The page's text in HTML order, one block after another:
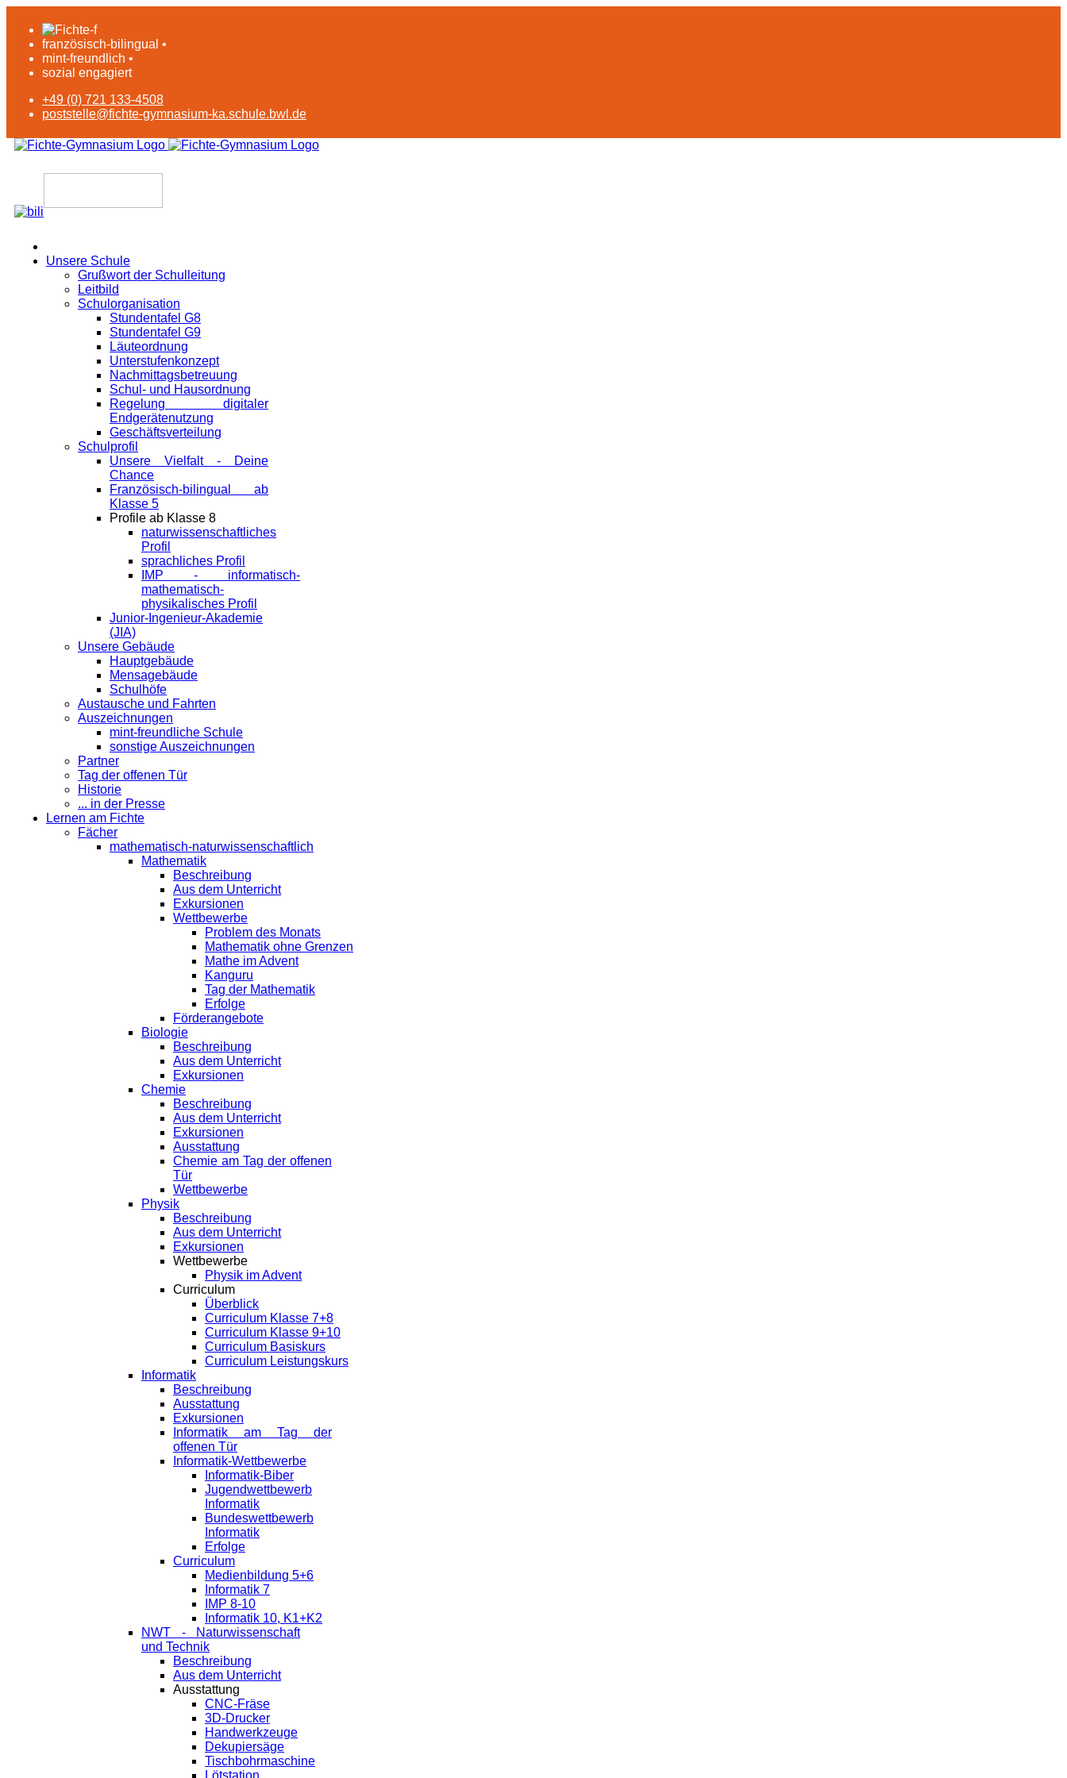
französisch-bilingual •
mint-freundlich •
sozial engagiert
+49 (0) 721 133-4508
poststelle@fichte-gymnasium-ka.schule.bwl.de
Unsere Schule
Grußwort der Schulleitung
Leitbild
Schulorganisation
Stundentafel G8
Stundentafel G9
Läuteordnung
Unterstufenkonzept
Nachmittagsbetreuung
Schul- und Hausordnung
Regelung digitaler
Endgeräte­nutzung
Geschäftsverteilung
Schulprofil
Unsere Vielfalt - Deine
Chance
Französisch-bilingual ab
Klasse 5
Profile ab Klasse 8
naturwissenschaftliches
Profil
sprachliches Profil
IMP - informatisch-
mathematisch-
physikalisches Profil
Junior-Ingenieur-Akademie
(JIA)
Unsere Gebäude
Hauptgebäude
Mensagebäude
Schulhöfe
Austausche und Fahrten
Auszeichnungen
mint-freundliche Schule
sonstige Auszeichnungen
Partner
Tag der offenen Tür
Historie
... in der Presse
Lernen am Fichte
Fächer
mathematisch-naturwissenschaftlich
Mathematik
Beschreibung
Aus dem Unterricht
Exkursionen
Wettbewerbe
Problem des Monats
Mathematik ohne Grenzen
Mathe im Advent
Kanguru
Tag der Mathematik
Erfolge
Förderangebote
Biologie
Beschreibung
Aus dem Unterricht
Exkursionen
Chemie
Beschreibung
Aus dem Unterricht
Exkursionen
Ausstattung
Chemie am Tag der offenen
Tür
Wettbewerbe
Physik
Beschreibung
Aus dem Unterricht
Exkursionen
Wettbewerbe
Physik im Advent
Curriculum
Überblick
Curriculum Klasse 7+8
Curriculum Klasse 9+10
Curriculum Basiskurs
Curriculum Leistungskurs
Informatik
Beschreibung
Ausstattung
Exkursionen
Informatik am Tag der
offenen Tür
Informatik-Wettbewerbe
Informatik-Biber
Jugendwettbewerb
Informatik
Bundeswettbewerb
Informatik
Erfolge
Curriculum
Medienbildung 5+6
Informatik 7
IMP 8-10
Informatik 10, K1+K2
NWT - Naturwissenschaft
und Technik
Beschreibung
Aus dem Unterricht
Ausstattung
CNC-Fräse
3D-Drucker
Handwerkzeuge
Dekupiersäge
Tischbohrmaschine
Lötstation